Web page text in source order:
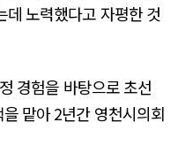
데 노력했다고 자평한 것
경험을 바탕으로 초선
맡아 2년간 영천시의회